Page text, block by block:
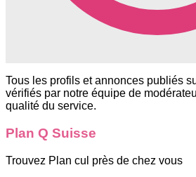
Tous les profils et annonces publiés
vérifiés par notre équipe de
qualité du service.
Plan Q Suisse
Trouvez Plan cul près de chez vous